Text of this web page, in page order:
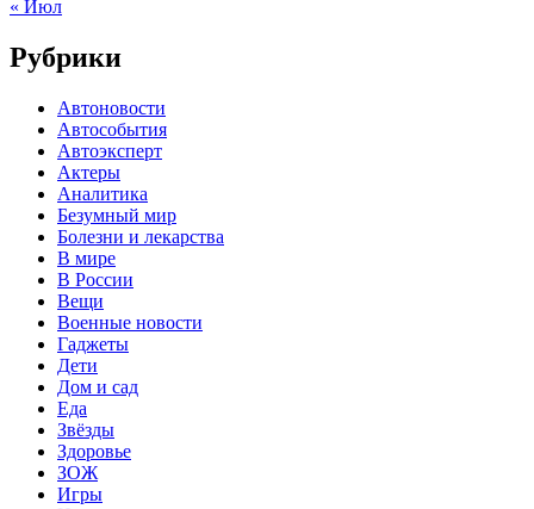
« Июл
Рубрики
Автоновости
Автособытия
Автоэксперт
Актеры
Аналитика
Безумный мир
Болезни и лекарства
В мире
В России
Вещи
Военные новости
Гаджеты
Дети
Дом и сад
Еда
Звёзды
Здоровье
ЗОЖ
Игры